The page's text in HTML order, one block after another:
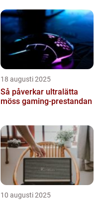
18 augusti 2025
Så påverkar ultralätta
möss gaming-prestandan
10 augusti 2025